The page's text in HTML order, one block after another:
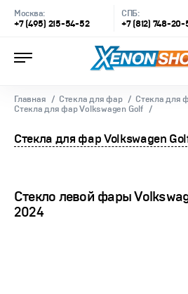
Москва:
+7 (495) 215-54-52
СПБ:
+7 (812) 748-20-
Главная Стекла для фар
Стекла для
Стекла для фар Volkswagen Golf
Стекла для фар Volkswagen
Стекло левой фары
2024